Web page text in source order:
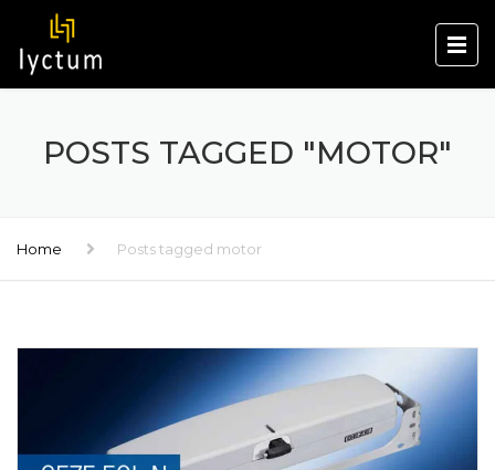
POSTS TAGGED "MOTOR"
Home Posts tagged motor